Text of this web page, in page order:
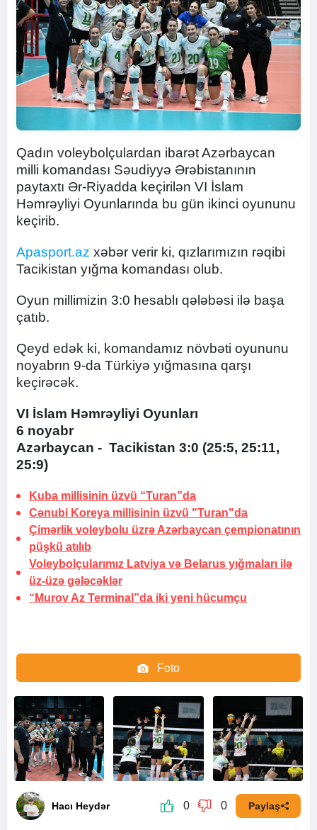
Qadın voleybolçulardan ibarət Azərbaycan
milli komandası Səudiyyə Ərəbistanının
paytaxtı Ər-Riyadda keçirilən VI İslam
Həmrəyliyi Oyunlarında bu gün ikinci oyununu
keçirib.
Apasport.az xəbər verir ki, qızlarımızın rəqibi
Tacikistan yığma komandası olub.
Oyun millimizin 3:0 hesablı qələbəsi ilə başa
çatıb.
Qeyd edək ki, komandamız növbəti oyununu
noyabrın 9-da Türkiyə yığmasına qarşı
keçirəcək.
VI İslam Həmrəyliyi Oyunları
6 noyabr
Azərbaycan - Tacikistan 3:0 (25:5, 25:11,
25:9)
Kuba millisinin üzvü “Turan”da
Cənubi Koreya millisinin üzvü "Turan"da
Çimərlik voleybolu üzrə Azərbaycan çempionatının
püşkü atılıb
Voleybolçularımız Latviya və Belarus yığmaları ilə
üz-üzə gələcəklər
“Murov Az Terminal”da iki yeni hücumçu
Foto
Video
Hacı Heydər 0 0 Paylaş